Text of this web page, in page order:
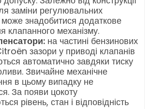
заміни регулювальних
може знадобитися додаткове
клапанного механізму.
на частині бензинових
зазори у приводі клапанів
автоматично завдяки тиску
Звичайне механічне
в цьому випадку не
За появи цокоту
рівень, стан і відповідність